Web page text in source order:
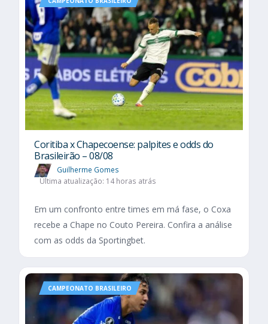
Coritiba x Chapecoense: palpites e odds do
Brasileirão – 08/08
Guilherme Gomes
Última atualização: 14 horas atrás
Em um confronto entre times em má fase, o Coxa
recebe a Chape no Couto Pereira. Confira a análise
com as odds da Sportingbet.
CAMPEONATO BRASILEIRO